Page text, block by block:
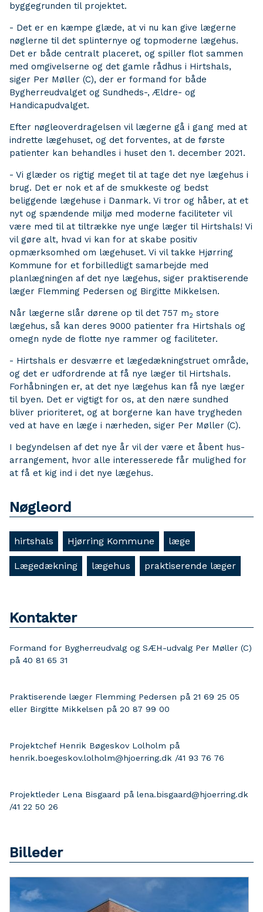
byggegrunden til projektet.
- Det er en kæmpe glæde, at vi nu kan give lægerne
nøglerne til det splinternye og topmoderne lægehus.
Det er både centralt placeret, og spiller flot sammen
med omgivelserne og det gamle rådhus i Hirtshals,
siger Per Møller (C), der er formand for både
Bygherreudvalget og Sundheds-, Ældre- og
Handicapudvalget.
Efter nøgleoverdragelsen vil lægerne gå i gang med at
indrette lægehuset, og det forventes, at de første
patienter kan behandles i huset den 1. december 2021.
- Vi glæder os rigtig meget til at tage det nye lægehus i
brug. Det er nok et af de smukkeste og bedst
beliggende lægehuse i Danmark. Vi tror og håber, at et
nyt og spændende miljø med moderne faciliteter vil
være med til at tiltrække nye unge læger til Hirtshals! Vi
vil gøre alt, hvad vi kan for at skabe positiv
opmærksomhed om lægehuset. Vi vil takke Hjørring
Kommune for et forbilledligt samarbejde med
planlægningen af det nye lægehus, siger praktiserende
læger Flemming Pedersen og Birgitte Mikkelsen.
Når lægerne slår dørene op til det 757 m2 store
lægehus, så kan deres 9000 patienter fra Hirtshals og
omegn nyde de flotte nye rammer og faciliteter.
- Hirtshals er desværre et lægedækningstruet område,
og det er udfordrende at få nye læger til Hirtshals.
Forhåbningen er, at det nye lægehus kan få nye læger
til byen. Det er vigtigt for os, at den nære sundhed
bliver prioriteret, og at borgerne kan have trygheden
ved at have en læge i nærheden, siger Per Møller (C).
I begyndelsen af det nye år vil der være et åbent hus-
arrangement, hvor alle interesserede får mulighed for
at få et kig ind i det nye lægehus.
Nøgleord
hirtshals Hjørring Kommune læge
Lægedækning lægehus praktiserende læger
Kontakter
Formand for Bygherreudvalg og SÆH-udvalg Per Møller (C)
på 40 81 65 31
Praktiserende læger Flemming Pedersen på 21 69 25 05
eller Birgitte Mikkelsen på 20 87 99 00
Projektchef Henrik Bøgeskov Lolholm på
henrik.boegeskov.lolholm@hjoerring.dk /41 93 76 76
Projektleder Lena Bisgaard på lena.bisgaard@hjoerring.dk
/41 22 50 26
Billeder